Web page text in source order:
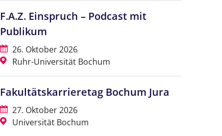
F.A.Z. Einspruch – Podcast mit
Publikum
26. Oktober 2026
Ruhr-Universität Bochum
Fakultätskarrieretag Bochum Jura
27. Oktober 2026
Universität Bochum